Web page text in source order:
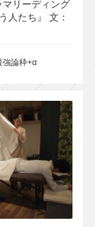
リーディング
人たち』 文：
強論枠+α